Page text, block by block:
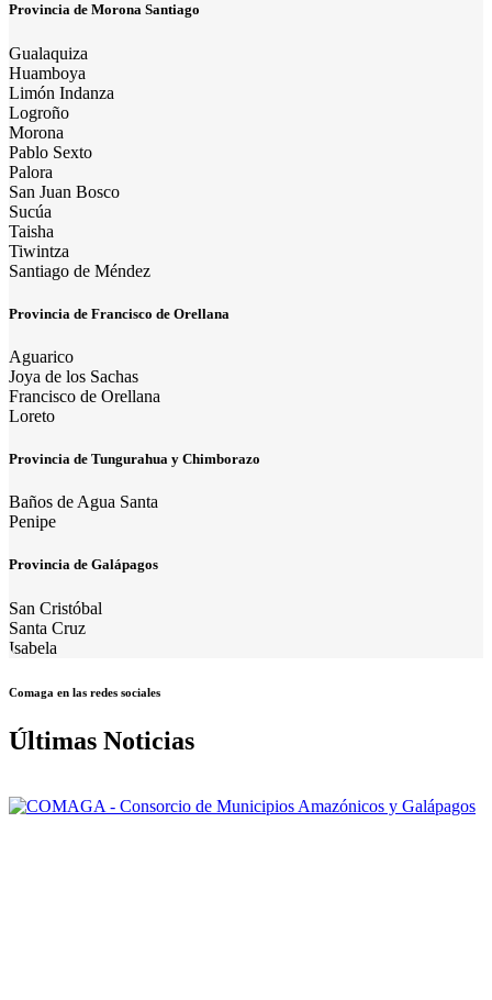
Provincia de Morona Santiago
Gualaquiza
Huamboya
Limón Indanza
Logroño
Morona
Pablo Sexto
Palora
San Juan Bosco
Sucúa
Taisha
Tiwintza
Santiago de Méndez
Provincia de Francisco de Orellana
Aguarico
Joya de los Sachas
Francisco de Orellana
Loreto
Provincia de Tungurahua y Chimborazo
Baños de Agua Santa
Penipe
Provincia de Galápagos
San Cristóbal
Santa Cruz
Isabela
Comaga en las redes sociales
Últimas Noticias